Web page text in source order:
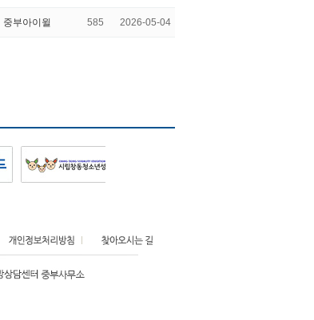
중부아이윌 585 2026-05-04